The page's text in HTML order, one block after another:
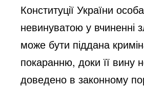
Конституції України
невинуватою у вчиненні
може бути піддана
покаранню, доки її вину
доведено в законному